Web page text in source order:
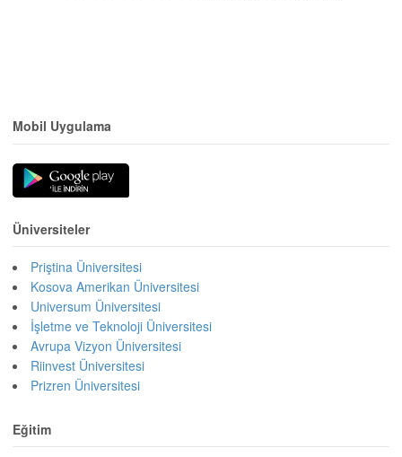
Mobil Uygulama
Üniversiteler
Priştina Üniversitesi
Kosova Amerikan Üniversitesi
Universum Üniversitesi
İşletme ve Teknoloji Üniversitesi
Avrupa Vizyon Üniversitesi
Riinvest Üniversitesi
Prizren Üniversitesi
Eğitim